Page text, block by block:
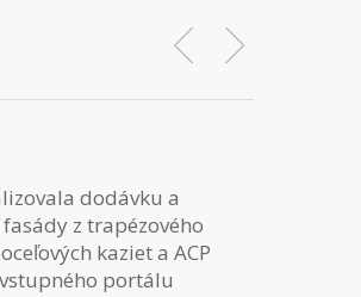
dodávku a
z trapézového
kaziet a ACP
portálu